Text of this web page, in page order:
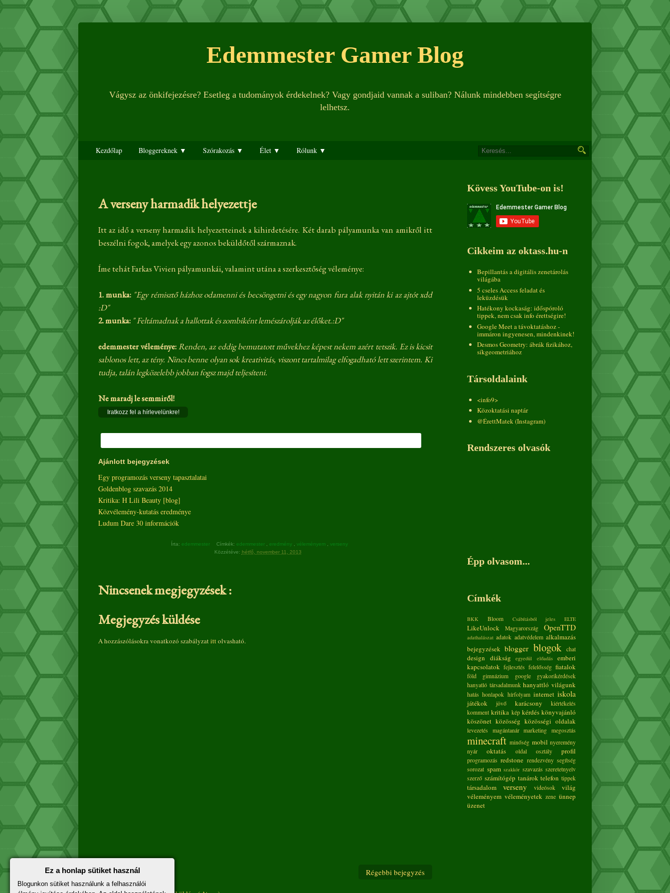
Edemmester Gamer Blog
Vágysz az önkifejezésre? Esetleg a tudományok érdekelnek? Vagy gondjaid vannak a suliban? Nálunk mindebben segítségre
lelhetsz.
Kezdőlap Bloggereknek ▼ Szórakozás ▼ Élet ▼ Rólunk ▼
A verseny harmadik helyezettje
Itt az idő a verseny harmadik helyezetteinek a kihirdetésére. Két darab pályamunka van amikről itt
beszélni fogok, amelyek egy azonos beküldőtől származnak.
Íme tehát Farkas Vivien pályamunkái, valamint utána a szerkesztőség véleménye:
1. munka: "Egy rémisztő házhoz odamenni és becsöngetni és egy nagyon fura alak nyitán ki az ajtót xdd
:D"
2. munka: " Feltámadnak a hallottak és zombiként lemészárolják az élőket.:D"
edemmester véleménye:Renden, az eddig bemutatott művekhez képest nekem azért tetszik. Ez is kicsit
sablonos lett, az tény. Nincs benne olyan sok kreativitás, viszont tartalmilag elfogadható lett szerintem. Ki
tudja, talán legközelebb jobban fogsz majd teljesíteni.
Ne maradj le semmiről!
Iratkozz fel a hírlevelünkre!
Ajánlott bejegyzések
Egy programozás verseny tapasztalatai
Goldenblog szavazás 2014
Kritika: H Lili Beauty [blog]
Közvélemény-kutatás eredménye
Ludum Dare 30 információk
Írta: edemmester Címkék: edemmester eredmény véleményem
verseny
Közzétéve: hétfő, november 11, 2013
Nincsenek megjegyzések :
Megjegyzés küldése
A hozzászólásokra vonatkozó szabályzatittolvasható.
Újabb bejegyzés Régebbi bejegyzés
Kövess YouTube-on is!
Cikkeim az oktass.hu-n
Bepillantás a digitális zenetárolás
világába
5 cseles Access feladat és
leküzdésük
Hatékony kockaság: időspóroló
tippek, nem csak info érettségire!
Google Meet a távoktatáshoz -
immáron ingyenesen, mindenkinek!
Desmos Geometry: ábrák fizikához,
síkgeometriához
Társoldalaink
<info9>
Közoktatási naptár
@ÉrettMatek (Instagram)
Rendszeres olvasók
Épp olvasom...
Címkék
BKK Bloom Csábításból jeles ELTE
LikeUnlock Magyarország OpenTTD
adathalászat adatok adatvédelem alkalmazás
bejegyzések blogger blogok chat
design diákság egyedül előadás
emberi
kapcsolatok fejlesztés felelősség fiatalok
föld gimnázium google
gyakorikérdések
hanyatló társadalmunk hanyattló világunk
hatás honlapok hírfolyam internet iskola
játékok jövő karácsony
kiértékelés
komment kritika kép kérdés könyvajánló
köszönet közösség közösségi oldalak
levezetés magántanár marketing megosztás
minecraft minőség mobil nyeremény
nyár
oktatás oldal osztály profil
programozás redstone rendezvény segítség
sorozat spam szakkör szavazás szeretetnyelv
szerző számítógép tanárok telefon tippek
társadalom verseny videósok
világ
véleményem véleményetek zene ünnep
üzenet
Ez a honlap sütiket használ
Blogunkon sütiket használunk a felhasználói